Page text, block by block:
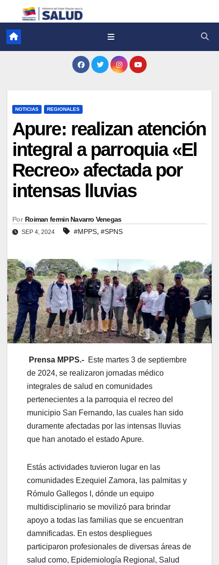
NOTICIAS REGIONALES
Apure: realizan atención
integral a parroquia «El
Recreo» afectada por
intensas lluvias
Por Roiman fermin Navarro Venegas
SEP 4, 2024 #MPPS, #SPNS
Prensa MPPS.- Este martes 3 de septiembre
de 2024, se realizaron jornadas médico
integrales de salud en comunidades
pertenecientes a la parroquia el recreo del
municipio San Fernando, las cuales han sido
duramente afectadas por las intensas lluvias
que han anotado el estado Apure.
Estás actividades tuvieron lugar en las
comunidades Ezequiel Zamora, las palmitas y
Rómulo Gallegos I, dónde un equipo
multidisciplinario se movilizó para brindar
apoyo a todas las familias que se encuentran
damnificadas. En estos despliegues
participaron profesionales de diversas áreas de
salud como, Epidemiología Regional, Salud